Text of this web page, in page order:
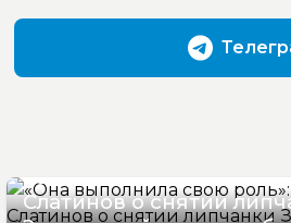
«Она выполнила свою
Слатинов о снятии